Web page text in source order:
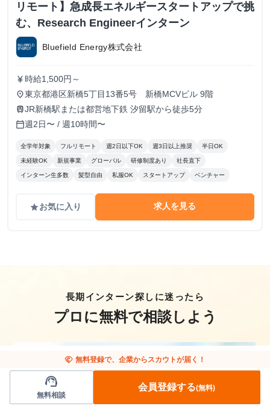
リモート】急成長エネルギースタートアップで挑
む、Research Engineerインターン
Bluefield Energy株式会社
currency_yen 時給1,500円～
place東京都港区新橋5丁目13番5号 新橋MCVビル 9階
trainJR新橋駅または都営地下鉄 汐留駅から徒歩5分
calendar_today週2日〜 / 週10時間〜
全学年対象 フルリモート 週2日以下OK 週3日以上推奨 半日OK
未経験OK 新規事業 グローバル 研修制度あり 社長直下
インターン生多数 髪型自由 私服OK スタートアップ ベンチャー
gradeお気に入り 求人を見る
長期インターン探しに迷ったら
プロに無料で相談しよう
handshake 無料登録で、企業からスカウトが届く！
support_agent
無料相談
会員登録する(無料)